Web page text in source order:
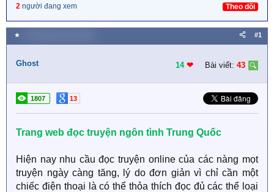
2 người đang xem Theo dõi
★ #1
Ghost 14 ❤︎ Bài viết: 43
1807 13
Trang web đọc truyện ngôn tình Trung Quốc
Hiện nay nhu cầu đọc truyện online của các nàng mọt
truyện ngày càng tăng, lý do đơn giản vì chỉ cần một
chiếc điện thoại là có thể thỏa thích đọc đủ các thể loại